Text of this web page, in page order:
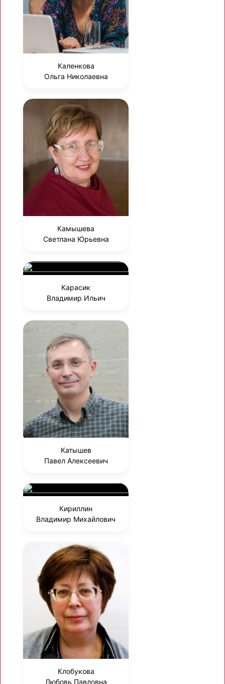
Каленкова
Ольга Николаевна
Камышева
Светлана Юрьевна
Карасик
Владимир Ильич
Катышев
Павел Алексеевич
Кириллин
Владимир Михайлович
Клобукова
Любовь Павловна